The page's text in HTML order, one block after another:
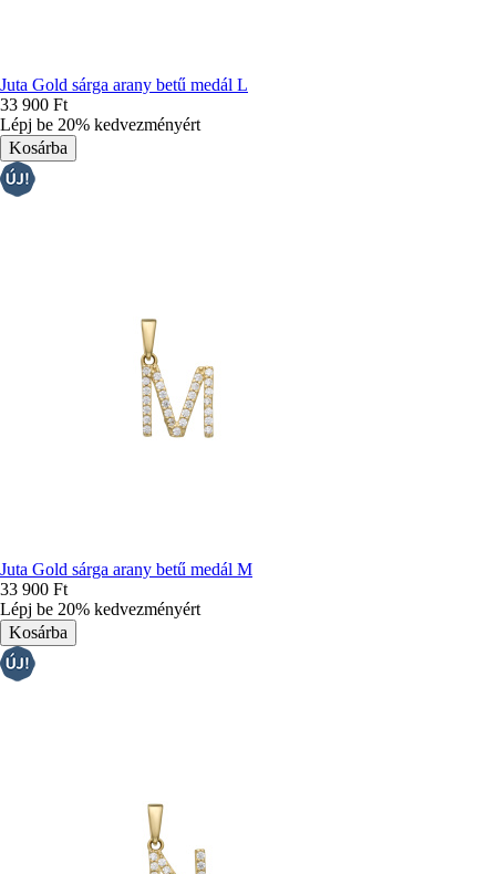
Juta Gold sárga arany betű medál L
33 900 Ft
Lépj be 20% kedvezményért
Juta Gold sárga arany betű medál M
33 900 Ft
Lépj be 20% kedvezményért